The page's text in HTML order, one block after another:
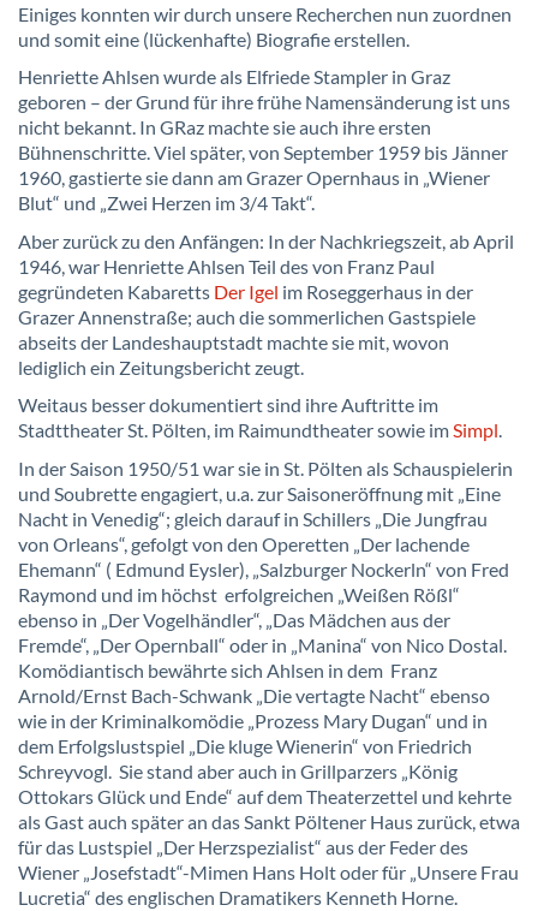
Einiges konnten wir durch unsere Recherchen nun zuordnen
und somit eine (lückenhafte) Biografie erstellen.
Henriette Ahlsen wurde als Elfriede Stampler in Graz
geboren – der Grund für ihre frühe Namensänderung ist uns
nicht bekannt. In GRaz machte sie auch ihre ersten
Bühnenschritte. Viel später, von September 1959 bis Jänner
1960, gastierte sie dann am Grazer Opernhaus in „Wiener
Blut“ und „Zwei Herzen im 3/4 Takt“.
Aber zurück zu den Anfängen: In der Nachkriegszeit, ab April
1946, war Henriette Ahlsen Teil des von Franz Paul
gegründeten Kabaretts Der Igel im Roseggerhaus in der
Grazer Annenstraße; auch die sommerlichen Gastspiele
abseits der Landeshauptstadt machte sie mit, wovon
lediglich ein Zeitungsbericht zeugt.
Weitaus besser dokumentiert sind ihre Auftritte im
Stadttheater St. Pölten, im Raimundtheater sowie imSimpl.
In der Saison 1950/51 war sie in St. Pölten als Schauspielerin
und Soubrette engagiert, u.a. zur Saisoneröffnung mit „Eine
Nacht in Venedig“; gleich darauf in Schillers „Die Jungfrau
von Orleans“, gefolgt von den Operetten „Der lachende
Ehemann“ ( Edmund Eysler), „Salzburger Nockerln“ von Fred
Raymond und im höchst erfolgreichen „Weißen Rößl“
ebenso in „Der Vogelhändler“, „Das Mädchen aus der
Fremde“, „Der Opernball“ oder in „Manina“ von Nico Dostal.
Komödiantisch bewährte sich Ahlsen in dem Franz
Arnold/Ernst Bach-Schwank „Die vertagte Nacht“ ebenso
wie in der Kriminalkomödie „Prozess Mary Dugan“ und in
dem Erfolgslustspiel „Die kluge Wienerin“ von Friedrich
Schreyvogl. Sie stand aber auch in Grillparzers „König
Ottokars Glück und Ende“ auf dem Theaterzettel und kehrte
als Gast auch später an das Sankt Pöltener Haus zurück, etwa
für das Lustspiel „Der Herzspezialist“ aus der Feder des
Wiener „Josefstadt“-Mimen Hans Holt oder für „Unsere Frau
Lucretia“ des englischen Dramatikers Kenneth Horne.